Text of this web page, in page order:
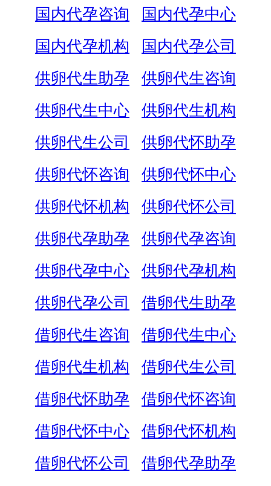
国内代孕咨询
国内代孕中心
国内代孕机构
国内代孕公司
供卵代生助孕
供卵代生咨询
供卵代生中心
供卵代生机构
供卵代生公司
供卵代怀助孕
供卵代怀咨询
供卵代怀中心
供卵代怀机构
供卵代怀公司
供卵代孕助孕
供卵代孕咨询
供卵代孕中心
供卵代孕机构
供卵代孕公司
借卵代生助孕
借卵代生咨询
借卵代生中心
借卵代生机构
借卵代生公司
借卵代怀助孕
借卵代怀咨询
借卵代怀中心
借卵代怀机构
借卵代怀公司
借卵代孕助孕